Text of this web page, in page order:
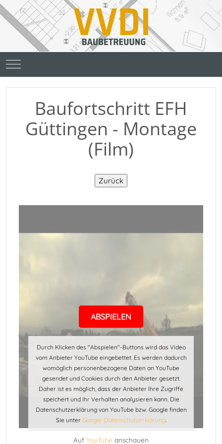
Mobile Menu Toggle
Baufortschritt EFH
Güttingen - Montage
(Film)
ABSPIELEN
Durch Klicken des "Abspielen"-Buttons wird das Video
vom Anbieter YouTube eingebettet. Es werden dadurch
womöglich personenbezogene Daten an YouTube
gesendet und Cookies durch den Anbieter gesetzt.
Daher ist es möglich, dass der Anbieter Ihre Zugriffe
speichert und Ihr Verhalten analysieren kann. Die
Datenschutzerklärung von YouTube bzw. Google finden
Sie unter Google-Datenschutzerklärung.
Auf YouTube anschauen